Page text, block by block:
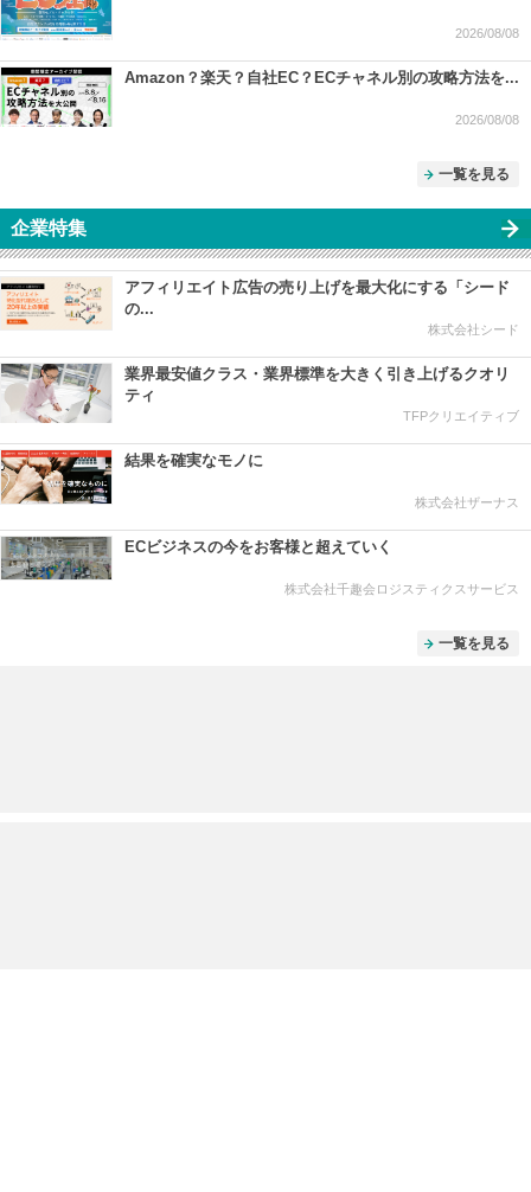
2026/08/08
Amazon？楽天？自社EC？ECチャネル別の攻略方法を...
2026/08/08
一覧を見る
企業特集
アフィリエイト広告の売り上げを最大化にする「シード
の...
株式会社シード
業界最安値クラス・業界標準を大きく引き上げるクオリ
ティ
TFPクリエイティブ
結果を確実なモノに
株式会社ザーナス
ECビジネスの今をお客様と超えていく
株式会社千趣会ロジスティクスサービス
一覧を見る